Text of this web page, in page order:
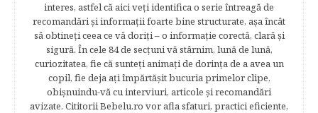
interes, astfel că aici veţi identifica o serie întreagă de
recomandări şi informaţii foarte bine structurate, aşa încât
să obtineţi ceea ce vă doriţi – o informaţie corectă, clară şi
sigură. În cele 84 de secțuni vă stârnim, lună de lună,
curiozitatea, fie că sunteţi animaţi de dorinţa de a avea un
copil, fie deja aţi împărtăşit bucuria primelor clipe,
obişnuindu-vă cu interviuri, articole şi recomandări
avizate. Cititorii Bebelu.ro vor afla sfaturi, practici eficiente,